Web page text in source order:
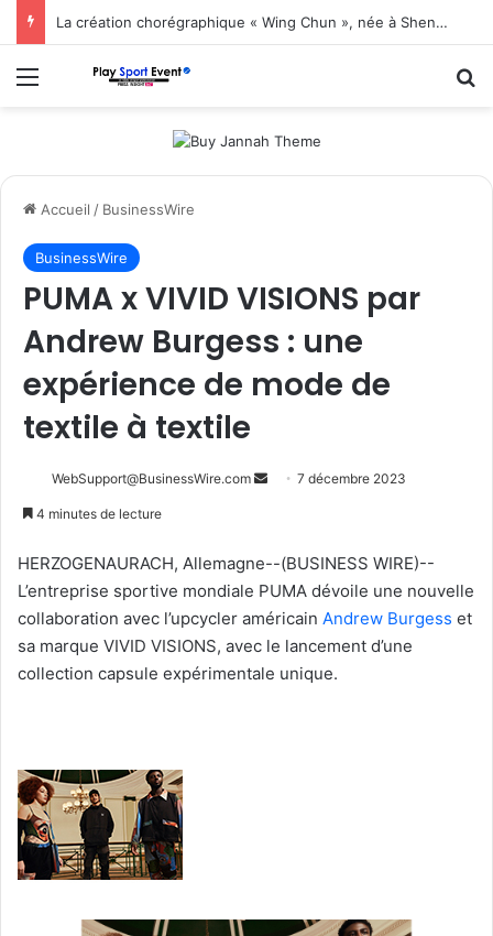
La création chorégraphique « Wing Chun », née à Shenzhen, fait ses débuts en Corée du Sud
Menu
Accueil / BusinessWire
BusinessWire
PUMA x VIVID VISIONS par
Andrew Burgess : une
expérience de mode de
textile à textile
WebSupport@BusinessWire.com
Envoyer7 décembre 2023
4 minutes de lecture
HERZOGENAURACH, Allemagne--(BUSINESS WIRE)--
L’entreprise sportive mondiale PUMA dévoile une nouvelle
collaboration avec l’upcycler américain Andrew Burgess et
sa marque VIVID VISIONS, avec le lancement d’une
collection capsule expérimentale unique.